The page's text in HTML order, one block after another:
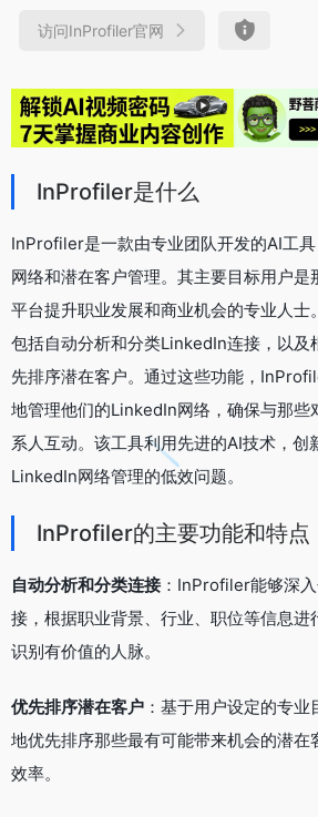
访问InProfiler官网
InProfiler是什么
InProfiler是一款由专业团队开发的AI工
网络和潜在客户管理。其主要目标用户
平台提升职业发展和商业机会的专业人
包括自动分析和分类LinkedIn连接，以及
先排序潜在客户。通过这些功能，
地管理他们的LinkedIn网络，确保与那些
系人互动。该工具利用先进的AI技术，创
LinkedIn网络管理的低效问题。
InProfiler的主要功能和特点
自动分析和分类连接：InProfiler能够深
接，根据职业背景、行业、职位等信息进
识别有价值的人脉。
优先排序潜在客户 ：基于用户设定的专
地优先排序那些最有可能带来机会的潜在
效率。